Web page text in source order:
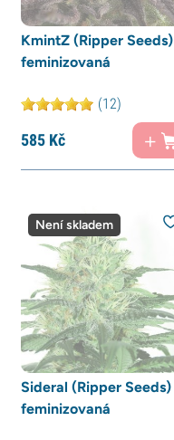
KmintZ (Ripper Seeds)
feminizovaná
(12)
585Kč
Není skladem
Sideral (Ripper Seeds)
feminizovaná